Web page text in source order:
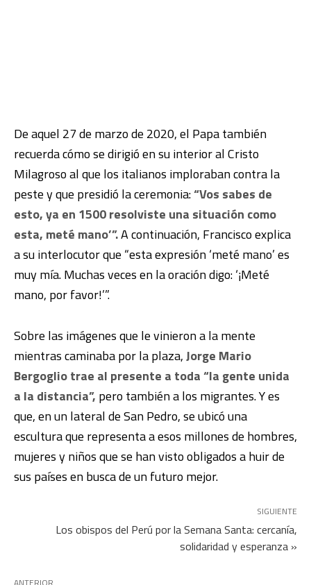
De aquel 27 de marzo de 2020, el Papa también
recuerda cómo se dirigió en su interior al Cristo
Milagroso al que los italianos imploraban contra la
peste y que presidió la ceremonia:“Vos sabes de
esto, ya en 1500 resolviste una situación como
esta, meté mano’”.A continuación, Francisco explica
a su interlocutor que “esta expresión ‘meté mano’ es
muy mía. Muchas veces en la oración digo: ‘¡Meté
mano, por favor!’”.
Sobre las imágenes que le vinieron a la mente
mientras caminaba por la plaza,Jorge Mario
Bergoglio trae al presente a toda “la gente unida
a la distancia”, pero también a los migrantes. Y es
que, en un lateral de San Pedro, se ubicó una
escultura que representa a esos millones de hombres,
mujeres y niños que se han visto obligados a huir de
sus países en busca de un futuro mejor.
SIGUIENTE
Los obispos del Perú por la Semana Santa: cercanía,
solidaridad y esperanza »